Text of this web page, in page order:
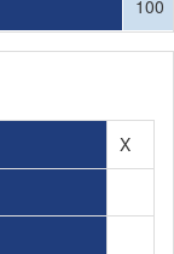
100
X